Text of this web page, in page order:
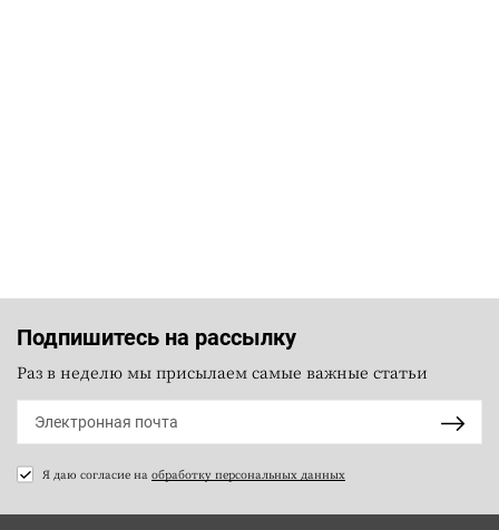
Подпишитесь на рассылку
Раз в неделю мы присылаем самые важные статьи
Я даю согласие на обработку персональных данных